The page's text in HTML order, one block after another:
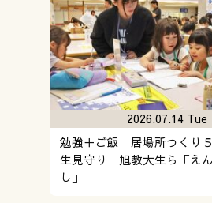
勉強＋ご飯 居場所つくり
生見守り 旭教大生ら「え
し」
2026.07.14 Tue